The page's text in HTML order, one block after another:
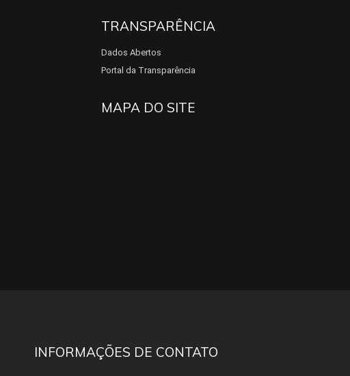
TRANSPARÊNCIA
Dados Abertos
Portal da Transparência
MAPA DO SITE
INFORMAÇÕES DE CONTATO